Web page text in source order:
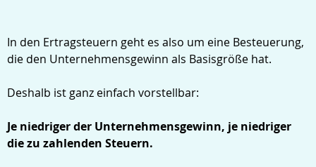
In den Ertragsteuern geht es also um eine Besteuerung,
die den Unternehmensgewinn als Basisgröße hat.
Deshalb ist ganz einfach vorstellbar:
Je niedriger der Unternehmensgewinn, je niedriger
die zu zahlenden Steuern.